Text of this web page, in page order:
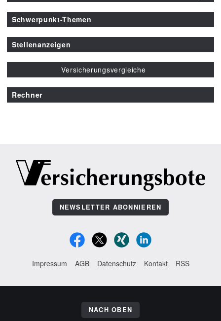
Schwerpunkt-Themen
Stellenanzeigen
Versicherungsvergleiche
Rechner
NEWSLETTER ABONNIEREN
Impressum AGB Datenschutz Kontakt RSS
NACH OBEN